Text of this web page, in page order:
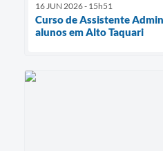
16 JUN 2026 - 15h51
Curso de Assistente
alunos em Alto Taquari